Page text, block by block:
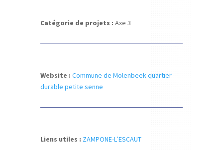
Catégorie de projets : Axe 3
Website : Commune de Molenbeek quartier
durable petite senne
Liens utiles : ZAMPONE-L’ESCAUT